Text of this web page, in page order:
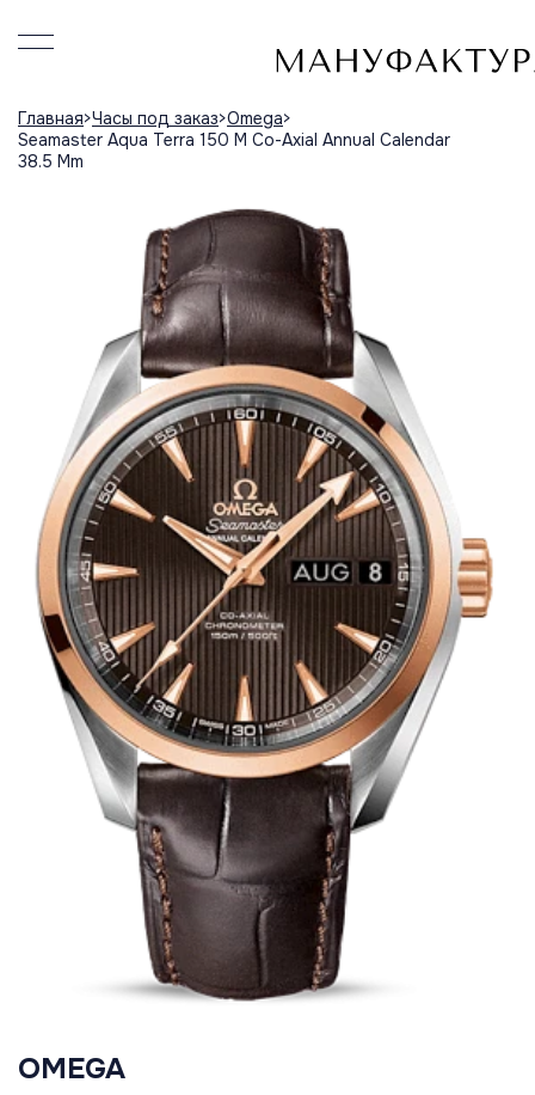
Главная Часы под заказ Omega
Seamaster Aqua Terra 150 M Co-Axial Annual Calendar
38.5 Mm
OMEGA